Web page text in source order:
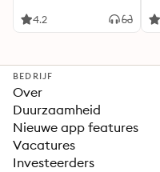
4.2
BEDRIJF
Over
Duurzaamheid
Nieuwe app features
Vacatures
Investeerders